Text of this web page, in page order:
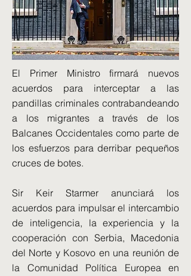
El Primer Ministro firmará nuevos
acuerdos para interceptar a las
pandillas criminales contrabandeando
a los migrantes a través de los
Balcanes Occidentales como parte de
los esfuerzos para derribar pequeños
cruces de botes.
Sir Keir Starmer anunciará los
acuerdos para impulsar el intercambio
de inteligencia, la experiencia y la
cooperación con Serbia, Macedonia
del Norte y Kosovo en una reunión de
la Comunidad Política Europea en